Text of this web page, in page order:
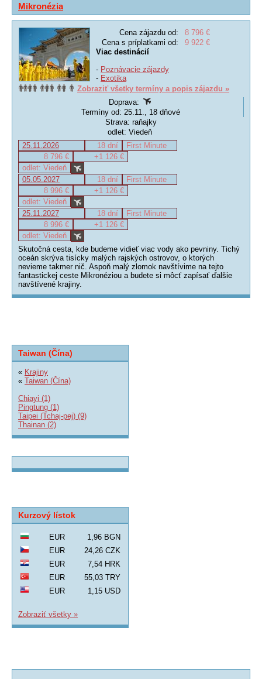
Mikronézia
Cena zájazdu od:
8 796 €
Cena s príplatkami od:
9 922 €
Viac destinácií
- Poznávacie zájazdy
- Exotika
Zobraziť všetky termíny a popis zájazdu »
Doprava:
Termíny od: 25.11., 18 dňové
Strava: raňajky
odlet: Viedeň
25.11.2026
18 dní
First Minute
8 796 €
+1 126 €
odlet: Viedeň
05.05.2027
18 dní
First Minute
8 996 €
+1 126 €
odlet: Viedeň
25.11.2027
18 dní
First Minute
8 996 €
+1 126 €
odlet: Viedeň
Skutočná cesta, kde budeme vidieť viac vody ako pevniny. Tichý
oceán skrýva tisícky malých rajských ostrovov, o ktorých
nevieme takmer nič. Aspoň malý zlomok navštívime na tejto
fantastickej ceste Mikronéziou a budete si môcť zapísať ďalšie
navštívené krajiny.
Taiwan (Čína)
« Krajiny
« Taiwan (Čína)
Chiayi (1)
Pingtung (1)
Taipei (Tchaj-pej) (9)
Thainan (2)
Kurzový lístok
EUR
1,96 BGN
EUR
24,26 CZK
EUR
7,54 HRK
EUR
55,03 TRY
EUR
1,15 USD
Zobraziť všetky »